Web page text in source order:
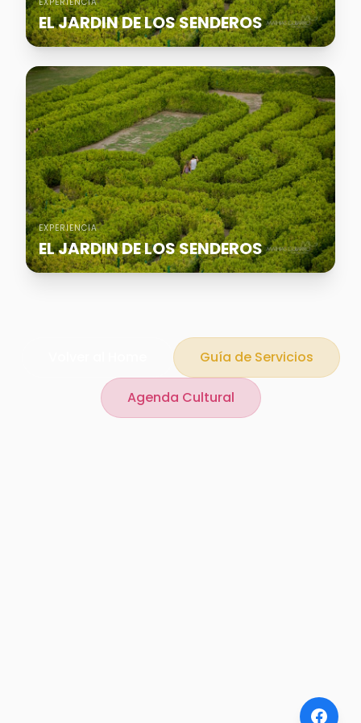
EL JARDIN DE LOS SENDEROS
EXPERIENCIA
EL JARDIN DE LOS SENDEROS
Guía de Servicios
Agenda Cultural